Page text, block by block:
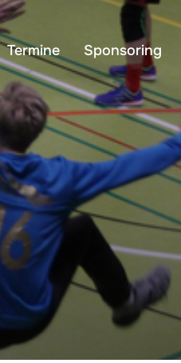
Termine Sponsoring